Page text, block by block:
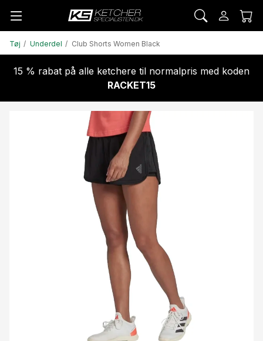
Tøj Underdel Club Shorts Women Black
15 % rabat på alle ketchere til normalpris med koden
RACKET15